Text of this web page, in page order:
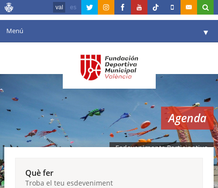
val es
Menú ▼
Agenda
Instal·lacions ▼
Comunicació ▼
València en esport ▼
Reserves
Agenda
Esdeveniments Participatius
Què fer
Troba el teu esdeveniment